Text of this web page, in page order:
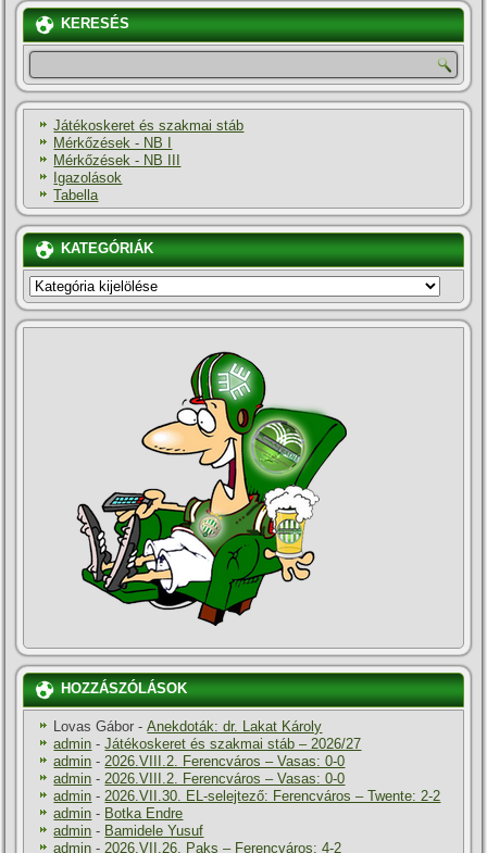
KERESÉS
Játékoskeret és szakmai stáb
Mérkőzések - NB I
Mérkőzések - NB III
Igazolások
Tabella
KATEGÓRIÁK
KATEGÓRIÁK
HOZZÁSZÓLÁSOK
Lovas Gábor -Anekdoták: dr. Lakat Károly
admin -Játékoskeret és szakmai stáb – 2026/27
admin -2026.VIII.2. Ferencváros – Vasas: 0-0
admin -2026.VIII.2. Ferencváros – Vasas: 0-0
admin -2026.VII.30. EL-selejtező: Ferencváros – Twente: 2-2
admin - Botka Endre
admin - Bamidele Yusuf
admin -2026.VII.26. Paks – Ferencváros: 4-2